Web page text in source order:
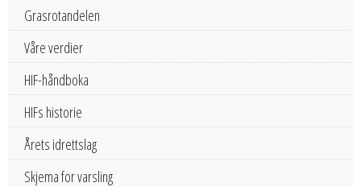
Grasrotandelen
Våre verdier
HIF-håndboka
HIFs historie
Årets idrettslag
Skjema for varsling